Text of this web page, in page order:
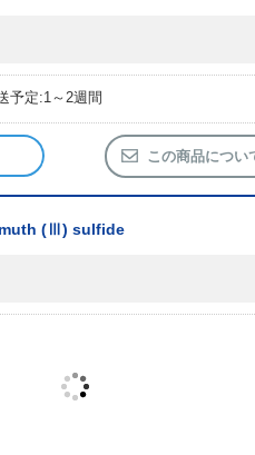
予定:1～2週間
この商品につい
(Ⅲ) sulfide